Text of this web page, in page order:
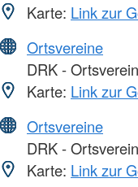
Karte: Link zur
Ortsvereine
DRK -
Karte: Link zur
Ortsvereine
DRK -
Karte: Link zur